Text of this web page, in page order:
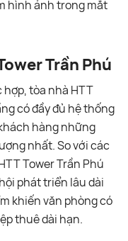
hình ảnh trong mắt
Trần Phú
tòa nhà HTT
có đầy đủ hệ thống
hàng những
nhất. So với các
Tower Trần Phú
phát triển lâu dài
khiến văn phòng có
thuê dài hạn.